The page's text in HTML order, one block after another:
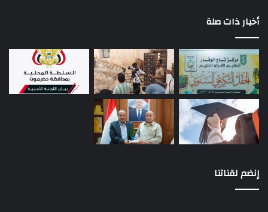
أخبار ذات صلة
إنضم لقناتنا